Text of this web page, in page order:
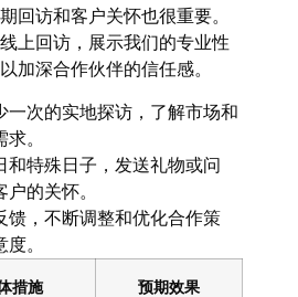
回访和客户关怀也很重要。
上回访，展示我们的专业性
加深合作伙伴的信任感。
一次的实地探访，了解市场和
。
和特殊日子，发送礼物或问
的关怀。
馈，不断调整和优化合作策
。
措施 预期效果